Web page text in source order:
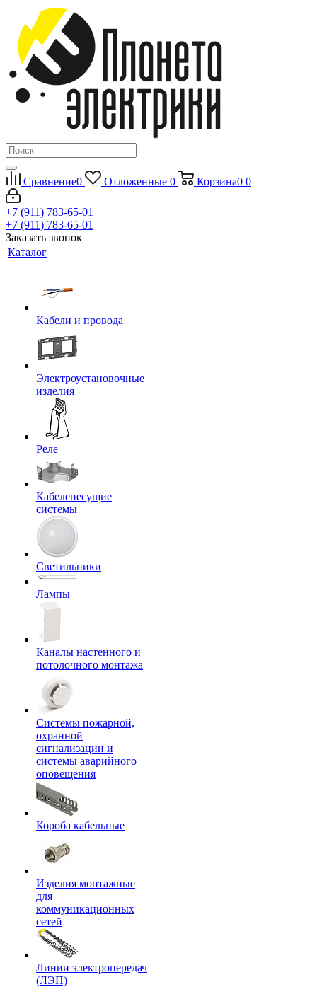
Сравнение0 Отложенные 0 Корзина0 0
+7 (911) 783-65-01
+7 (911) 783-65-01
Заказать звонок
Каталог
Кабели и провода
Электроустановочные
изделия
Реле
Кабеленесущие
системы
Светильники
Лампы
Каналы настенного и
потолочного монтажа
Системы пожарной,
охранной
сигнализации и
системы аварийного
оповещения
Короба кабельные
Изделия монтажные
для
коммуникационных
сетей
Линии электропередач
(ЛЭП)